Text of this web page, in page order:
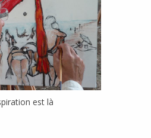
est là